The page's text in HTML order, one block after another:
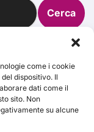
come i cookie
dispositivo. Il
dati come il
sito. Non
su alcune
Cerca